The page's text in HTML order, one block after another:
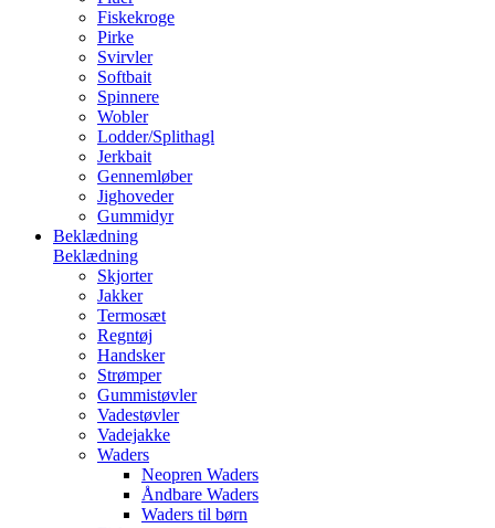
Fiskekroge
Pirke
Svirvler
Softbait
Spinnere
Wobler
Lodder/Splithagl
Jerkbait
Gennemløber
Jighoveder
Gummidyr
Beklædning
Beklædning
Skjorter
Jakker
Termosæt
Regntøj
Handsker
Strømper
Gummistøvler
Vadestøvler
Vadejakke
Waders
Neopren Waders
Åndbare Waders
Waders til børn